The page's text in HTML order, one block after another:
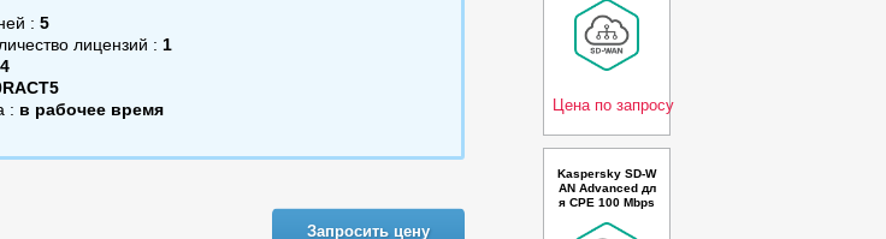
: 5
лицензий : 1
: в рабочее время
Запросить цену
-19 Device 2 yea
r Base Premium
Plus License - Л
ицензия
Цена по запросу
Kaspersky SD-W
AN Advanced дл
я CPE 100 Mbps
15-19 Device 3 y